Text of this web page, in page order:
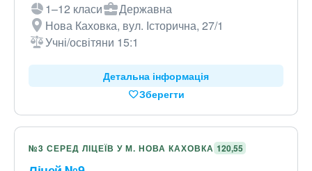
1–12 класи
Державна
Нова Каховка, вул. Історична, 27/1
Учні/освітяни 15:1
Детальна інформація
Зберегти
№3 СЕРЕД ЛІЦЕЇВ У М. НОВА КАХОВКА 120,55